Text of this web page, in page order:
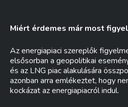
Miért érdemes már most
Az energiapiaci szereplők
elsősorban a geopolitikai
és az LNG piac alakulására
azonban arra emlékeztet, hogy
kockázat az energiapiacról indul.